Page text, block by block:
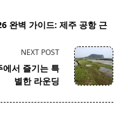
완벽 가이드: 제주 공항 근
NEXT POST
서 즐기는 특
별한 라운딩